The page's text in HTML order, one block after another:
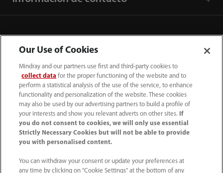
52 55 5661 9450
Our Use of Cookies
Mindray and our partners use first and third-party cookies to
collect data for the proper functioning of the website and to
perform a statistical analysis of the use of the service, to enhance
functionality and personalization of the website. These cookies
may also be used by our advertising partners to build a profile of
your interests and show you relevant adverts on other sites.
If
you do not consent to cookies, we will only use essential
Strictly Necessary Cookies but will not be able to provide
you with personalised content.
You can withdraw your consent or update your preferences at
any time by clicking on "Cookie Settings" at the bottom of any